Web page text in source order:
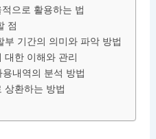
으로 활용하는 법
점
부 기간의 의미와 파악 방법
대한 이해와 관리
내역의 분석 방법
상환하는 방법